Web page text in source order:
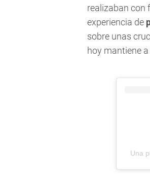
realizaban con
experiencia de
sobre unas
hoy mantiene
Una